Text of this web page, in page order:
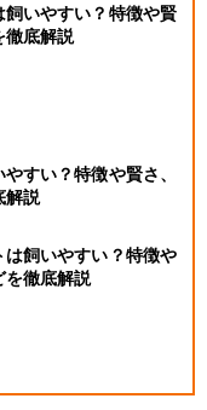
いやすい？特徴や賢
徹底解説
すい？特徴や賢さ、
解説
飼いやすい？特徴や
を徹底解説